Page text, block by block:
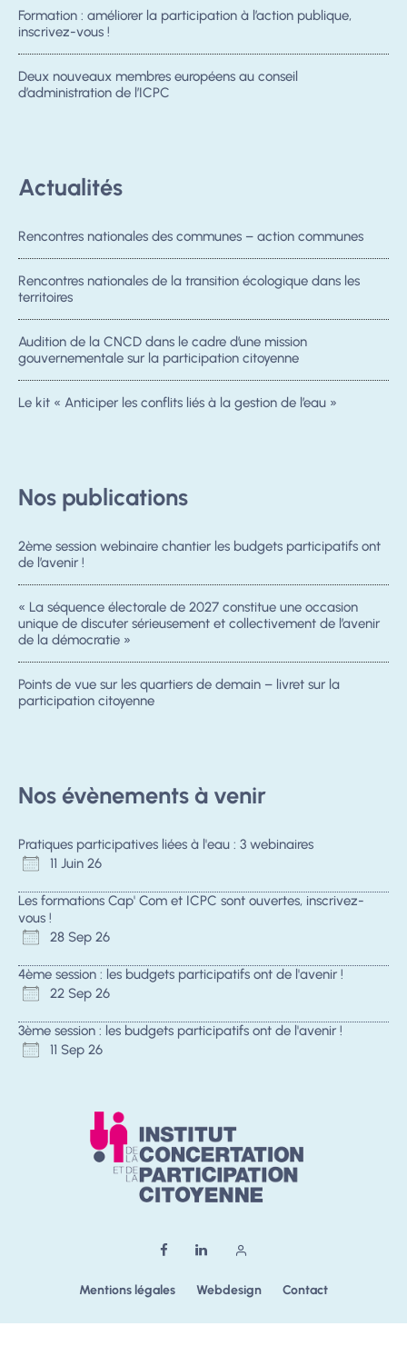
Formation : améliorer la participation à l’action publique,
inscrivez-vous !
Deux nouveaux membres européens au conseil
d’administration de l’ICPC
Actualités
Rencontres nationales des communes – action communes
Rencontres nationales de la transition écologique dans les
territoires
Audition de la CNCD dans le cadre d’une mission
gouvernementale sur la participation citoyenne
Le kit « Anticiper les conflits liés à la gestion de l’eau »
Nos publications
2ème session webinaire chantier les budgets participatifs ont
de l’avenir !
« La séquence électorale de 2027 constitue une occasion
unique de discuter sérieusement et collectivement de l’avenir
de la démocratie »
Points de vue sur les quartiers de demain – livret sur la
participation citoyenne
Nos évènements à venir
Pratiques participatives liées à l'eau : 3 webinaires
11 Juin 26
Les formations Cap' Com et ICPC sont ouvertes, inscrivez-
vous !
28 Sep 26
4ème session : les budgets participatifs ont de l'avenir !
22 Sep 26
3ème session : les budgets participatifs ont de l'avenir !
11 Sep 26
Mentions légales Webdesign Contact